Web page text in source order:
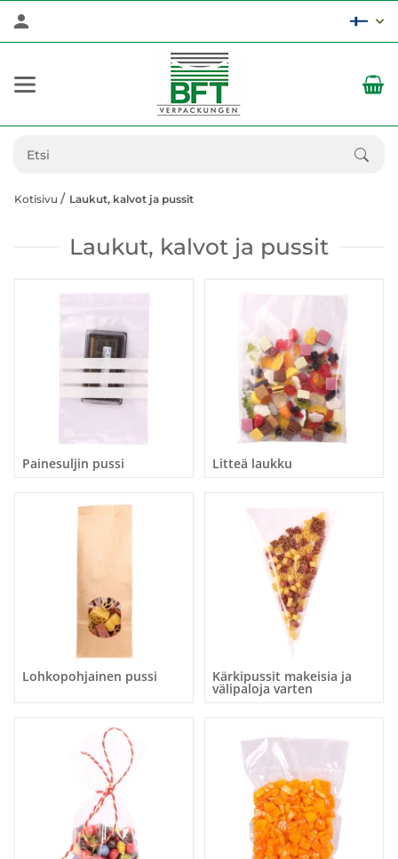
Kotisivu Laukut, kalvot ja pussit
Laukut, kalvot ja pussit
Painesuljin pussi Litteä laukku
Lohkopohjainen pussi Kärkipussit makeisia ja
välipaloja varten